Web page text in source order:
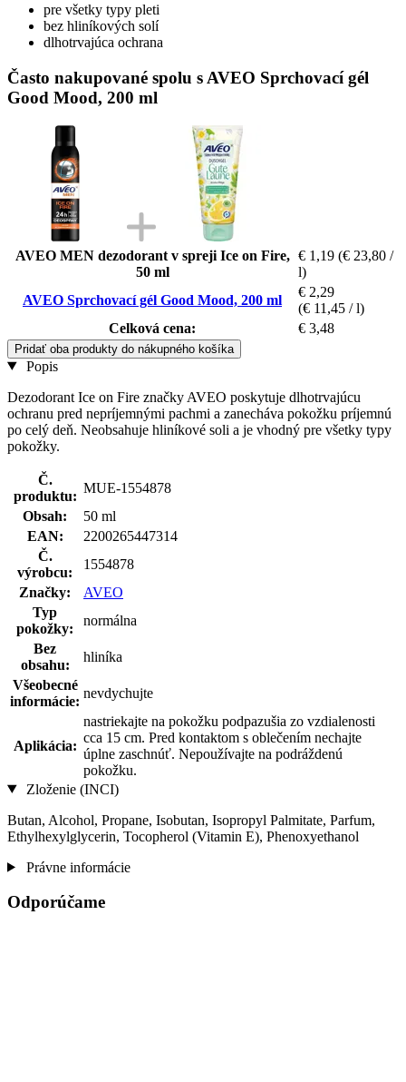
pre všetky typy pleti
bez hliníkových solí
dlhotrvajúca ochrana
Často nakupované spolu s AVEO Sprchovací gél
Good Mood, 200 ml
AVEO MEN dezodorant v spreji Ice on Fire,
50 ml
€ 1,19 (€ 23,80 /
l)
AVEO Sprchovací gél Good Mood, 200 ml
€ 2,29
(€ 11,45 / l)
Celková cena:
€ 3,48
Pridať oba produkty do nákupného košíka
Popis
Dezodorant Ice on Fire značky AVEO poskytuje dlhotrvajúcu
ochranu pred nepríjemnými pachmi a zanecháva pokožku príjemnú
po celý deň. Neobsahuje hliníkové soli a je vhodný pre všetky typy
pokožky.
Č.
produktu:
MUE-1554878
Obsah:
50 ml
EAN:
2200265447314
Č.
výrobcu:
1554878
Značky:
AVEO
Typ
pokožky:
normálna
Bez
obsahu:
hliníka
Všeobecné
informácie:
nevdychujte
Aplikácia:
nastriekajte na pokožku podpazušia zo vzdialenosti
cca 15 cm. Pred kontaktom s oblečením nechajte
úplne zaschnúť. Nepoužívajte na podráždenú
pokožku.
Zloženie (INCI)
Butan, Alcohol, Propane, Isobutan, Isopropyl Palmitate, Parfum,
Ethylhexylglycerin, Tocopherol (Vitamin E), Phenoxyethanol
Právne informácie
Odporúčame